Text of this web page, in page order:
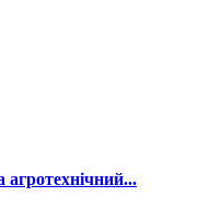
агротехнічний...